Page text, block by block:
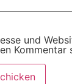
und
Kommentar